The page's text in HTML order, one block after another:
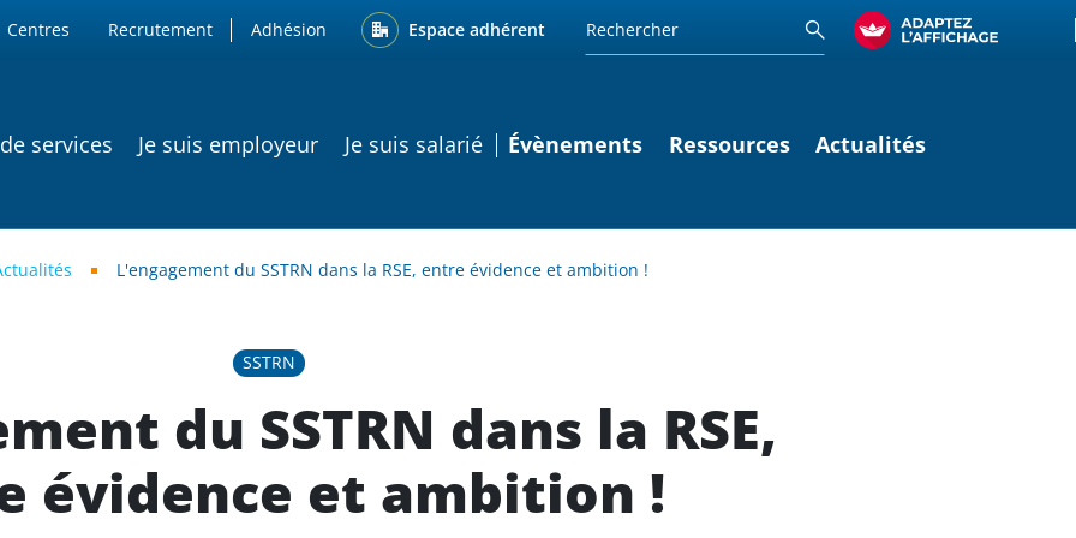
Centres Recrutement Adhésion Espace adhérent
services Je suis employeur Je suis salarié Évènements Ressources Actualités
L'engagement du SSTRN dans la RSE, entre évidence et ambition !
SSTRN
du SSTRN dans la RSE,
évidence et ambition !